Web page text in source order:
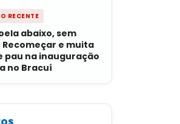
RECENTE
abaixo, sem
e muita
pau na inauguração
no Bracuí